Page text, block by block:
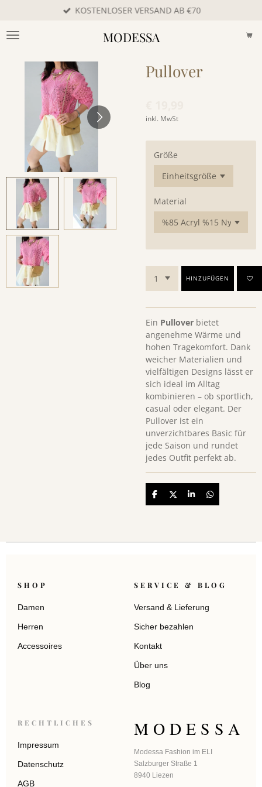
springen
MODESSA
KOSTENLOSER VERSAND AB €70
Pullover
inkl. MwSt
Größe
Material
HINZUFÜGEN
Ein Pullover bietet
angenehme Wärme und
hohen Tragekomfort. Dank
weicher Materialien und
vielfältigen Designs lässt er
sich ideal im Alltag
kombinieren – ob sportlich,
casual oder elegant. Der
Pullover ist ein
unverzichtbares Basic für
jede Saison und rundet
jedes Outfit perfekt ab.
TeilenTeilenTeilenTeilen
SHOP
Damen
Herren
Accessoires
SERVICE & BLOG
Versand & Lieferung
Sicher bezahlen
Kontakt
Über uns
Blog
RECHTLICHES
Impressum
Datenschutz
AGB
MODESSA
Modessa Fashion im ELI
Salzburger Straße 1
8940 Liezen